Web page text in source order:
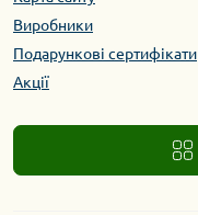
Виробники
Подарункові сертифікати
Акції